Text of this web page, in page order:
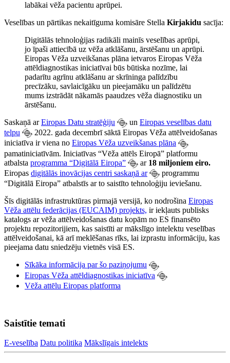
labākai vēža pacientu aprūpei.
Veselības un pārtikas nekaitīguma komisāre Stella Kirjakidu sacīja:
Digitālās tehnoloģijas radikāli mainīs veselības aprūpi,
jo īpaši attiecībā uz vēža atklāšanu, ārstēšanu un aprūpi.
Eiropas Vēža uzveikšanas plāna ietvaros Eiropas Vēža
attēldiagnostikas iniciatīvai būs būtiska nozīme, lai
padarītu agrīnu atklāšanu ar skrīninga palīdzību
precīzāku, savlaicīgāku un pieejamāku un palīdzētu
mums izstrādāt nākamās paaudzes vēža diagnostiku un
ārstēšanu.
Saskaņā arEiropas Datu stratēģiju un Eiropas veselības datu
telpu
2022. gada decembrī sāktā Eiropas Vēža attēlveidošanas
iniciatīva ir viena no Eiropas Vēža uzveikšanas plāna
pamatiniciatīvām. Iniciatīvas “Vēža attēls Eiropā” platformu
atbalsta programma “Digitālā Eiropa” ar 18 miljoniem eiro.
Eiropas digitālās inovācijas centri saskaņā ar
programmu
“Digitālā Eiropa” atbalstīs ar to saistīto tehnoloģiju ieviešanu.
Šīs digitālās infrastruktūras pirmajā versijā, ko nodrošina Eiropas
Vēža attēlu federācijas (EUCAIM) projekts, ir iekļauts publisks
katalogs ar vēža attēlveidošanas datu kopām no ES finansēto
projektu repozitorijiem, kas saistīti ar mākslīgo intelektu veselības
attēlveidošanai, kā arī meklēšanas rīks, lai izprastu informāciju, kas
pieejama datu sniedzēju vietnēs visā ES.
Sīkāka informācija par šo paziņojumu
Eiropas Vēža attēldiagnostikas iniciatīva
Vēža attēlu Eiropas platforma
Saistītie temati
E-veselība Datu politika Mākslīgais intelekts